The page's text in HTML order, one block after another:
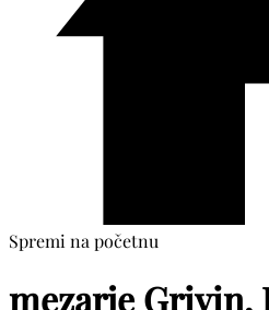
Spremi na početnu
mezarje Grivin,